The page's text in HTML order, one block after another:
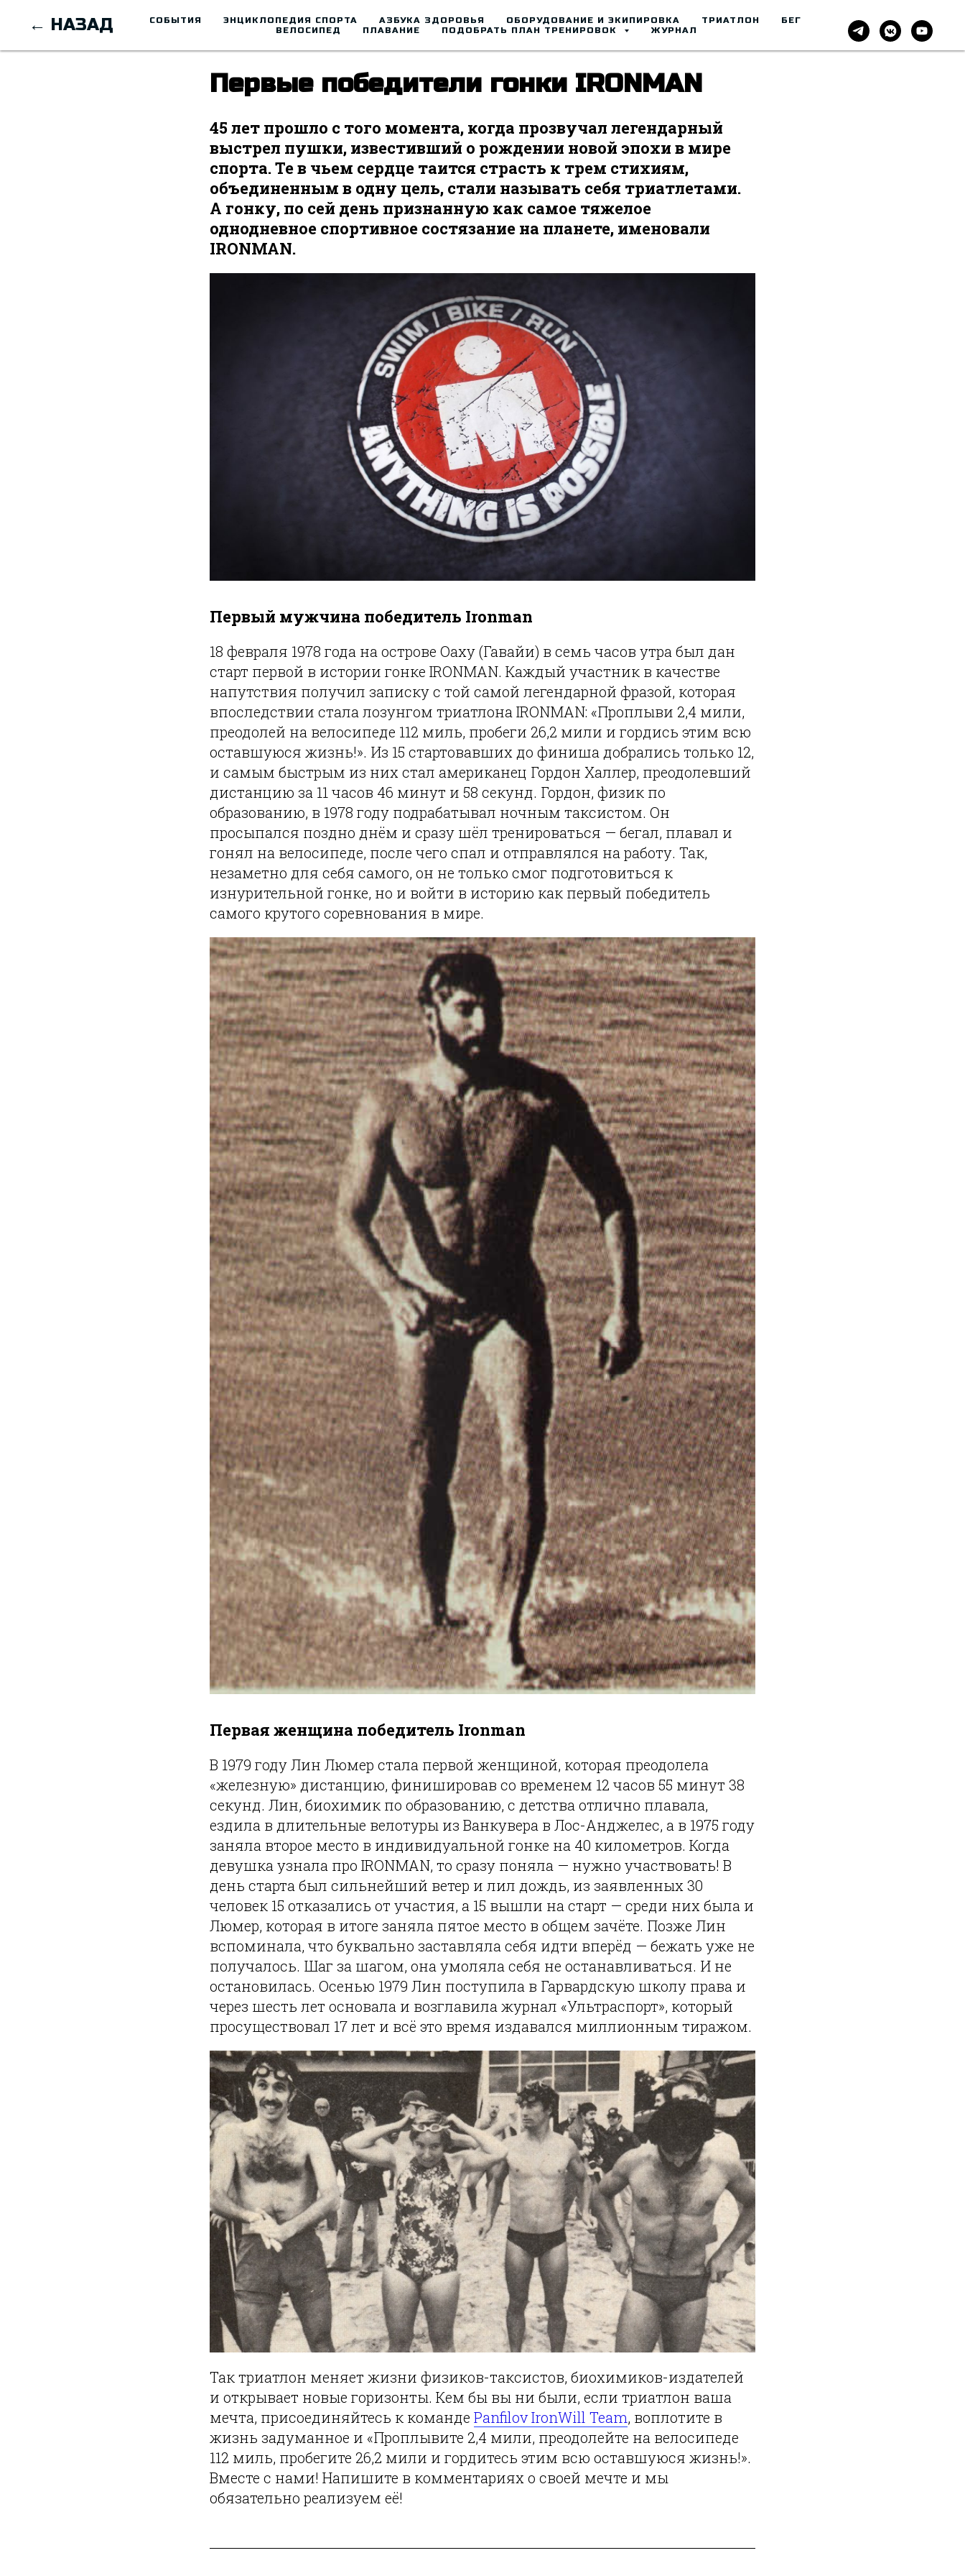
← НАЗАД СОБЫТИЯ ЭНЦИКЛОПЕДИЯ СПОРТА АЗБУКА ЗДОРОВЬЯ ОБОРУДОВАНИЕ И ЭКИПИРОВКА ТРИАТЛОН
БЕГ
ВЕЛОСИПЕД
ПЛАВАНИЕ ПОДОБРАТЬ ПЛАН ТРЕНИРОВОК ЖУРНАЛ
Первые победители гонки IRONMAN
45 лет прошло с того момента, когда прозвучал легендарный
выстрел пушки, известивший о рождении новой эпохи в мире
спорта. Те в чьем сердце таится страсть к трем стихиям,
объединенным в одну цель, стали называть себя триатлетами.
А гонку, по сей день признанную как самое тяжелое
однодневное спортивное состязание на планете, именовали
IRONMAN.
Первый мужчина победитель Ironman
18 февраля 1978 года на острове Оаху (Гавайи) в семь часов утра был дан
старт первой в истории гонке IRONMAN. Каждый участник в качестве
напутствия получил записку с той самой легендарной фразой, которая
впоследствии стала лозунгом триатлона IRONMAN: «Проплыви 2,4 мили,
преодолей на велосипеде 112 миль, пробеги 26,2 мили и гордись этим всю
оставшуюся жизнь!». Из 15 стартовавших до финиша добрались только 12,
и самым быстрым из них стал американец Гордон Халлер, преодолевший
дистанцию за 11 часов 46 минут и 58 секунд. Гордон, физик по
образованию, в 1978 году подрабатывал ночным таксистом. Он
просыпался поздно днём и сразу шёл тренироваться — бегал, плавал и
гонял на велосипеде, после чего спал и отправлялся на работу. Так,
незаметно для себя самого, он не только смог подготовиться к
изнурительной гонке, но и войти в историю как первый победитель
самого крутого соревнования в мире.
Первая женщина победитель Ironman
В 1979 году Лин Люмер стала первой женщиной, которая преодолела
«железную» дистанцию, финишировав со временем 12 часов 55 минут 38
секунд. Лин, биохимик по образованию, с детства отлично плавала,
ездила в длительные велотуры из Ванкувера в Лос-Анджелес, а в 1975 году
заняла второе место в индивидуальной гонке на 40 километров. Когда
девушка узнала про IRONMAN, то сразу поняла — нужно участвовать! В
день старта был сильнейший ветер и лил дождь, из заявленных 30
человек 15 отказались от участия, а 15 вышли на старт — среди них была и
Люмер, которая в итоге заняла пятое место в общем зачёте. Позже Лин
вспоминала, что буквально заставляла себя идти вперёд — бежать уже не
получалось. Шаг за шагом, она умоляла себя не останавливаться. И не
остановилась. Осенью 1979 Лин поступила в Гарвардскую школу права и
через шесть лет основала и возглавила журнал «Ультраспорт», который
просуществовал 17 лет и всё это время издавался миллионным тиражом.
Так триатлон меняет жизни физиков-таксистов, биохимиков-издателей
и открывает новые горизонты. Кем бы вы ни были, если триатлон ваша
мечта, присоединяйтесь к команде Panfilov IronWill Team, воплотите в
жизнь задуманное и «Проплывите 2,4 мили, преодолейте на велосипеде
112 миль, пробегите 26,2 мили и гордитесь этим всю оставшуюся жизнь!».
Вместе с нами! Напишите в комментариях о своей мечте и мы
обязательно реализуем её!